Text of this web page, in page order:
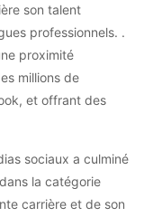
son talent
professionnels. .
proximité
millions de
et offrant des
sociaux a culminé
la catégorie
carrière et de son